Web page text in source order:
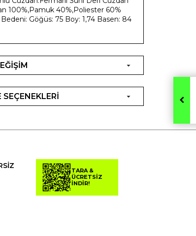
100%,Pamuk 40%,Poliester 60%
Göğüs: 75 Boy: 1,74 Basen: 84
SEÇENEKLERİ
TARA &
ÜCRETSİZ
İNDİR!